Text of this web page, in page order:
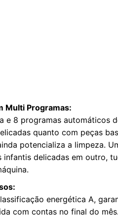
Multi Programas:
e 8 programas automáticos
quanto com peças
potencializa a limpeza.
infantis delicadas em outro,
energética A,
com contas no final do